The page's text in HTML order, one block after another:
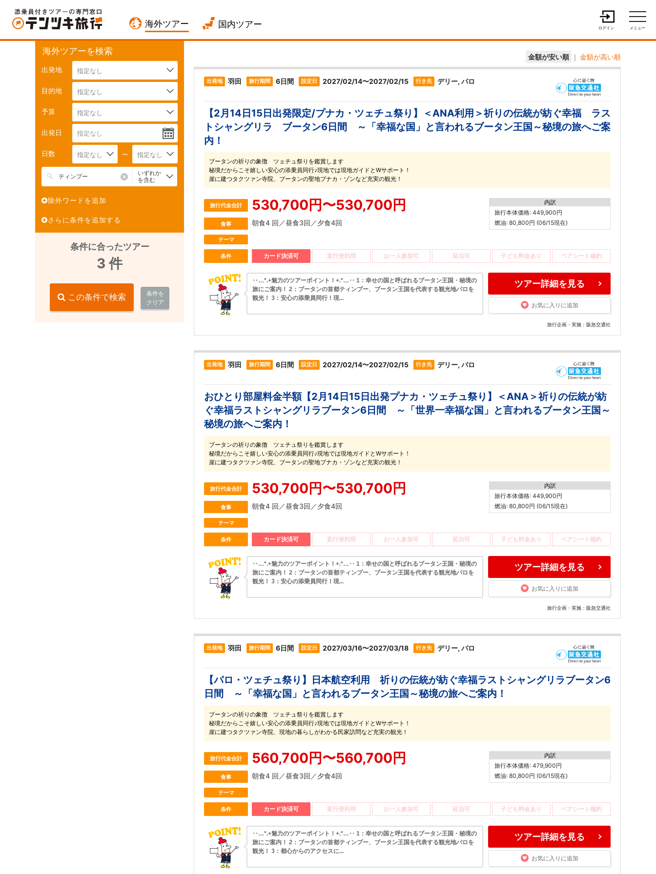
海外ツアー 国内ツアー ログイン メニュー
海外ツアーを検索
出発地 指定なし
目的地 指定なし
予算 指定なし
出発日
日数 指定なし 〜 指定なし
いずれか
を含む
除外ワードを追加
さらに条件を追加する
条件に合ったツアー
3 件
この条件で検索
条件を
クリア
金額が安い順 ｜ 金額が高い順
出発地 羽田 旅行期間 6日間 設定日 2027/02/14〜2027/02/15 行き先 デリー, パロ
【2月14日15日出発限定/プナカ・ツェチュ祭り】＜ANA利用＞祈りの伝統が紡ぐ幸福 ラス
トシャングリラ ブータン6日間 ～「幸福な国」と言われるブータン王国～秘境の旅へご案
内！
ブータンの祈りの象徴 ツェチュ祭りを鑑賞します
秘境だからこそ嬉しい安心の添乗員同行♪現地では現地ガイドとWサポート！
崖に建つタクツァン寺院、ブータンの聖地プナカ・ゾンなど充実の観光！
旅行代金合計 530,700円〜530,700円
食事 朝食4 回／昼食3回／夕食4回
内訳
旅行本体価格: 449,900円
燃油: 80,800円 (06/15現在)
テーマ
条件 カード決済可 直行便利用 お一人参加可 延泊可 子ども料金あり ペアシート確約
‥…*.+魅力のツアーポイント！+.*…‥ 1：幸せの国と呼ばれるブータン王国・秘境の
旅にご案内！ 2：ブータンの首都ティンプー、ブータン王国を代表する観光地パロを
観光！ 3：安心の添乗員同行！現...
ツアー詳細を見る
お気に入りに追加
旅行企画・実施：阪急交通社
出発地 羽田 旅行期間 6日間 設定日 2027/02/14〜2027/02/15 行き先 デリー, パロ
おひとり部屋料金半額【2月14日15日出発プナカ・ツェチュ祭り】＜ANA＞祈りの伝統が紡
ぐ幸福ラストシャングリラブータン6日間 ～「世界一幸福な国」と言われるブータン王国～
秘境の旅へご案内！
ブータンの祈りの象徴 ツェチュ祭りを鑑賞します
秘境だからこそ嬉しい安心の添乗員同行♪現地では現地ガイドとWサポート！
崖に建つタクツァン寺院、ブータンの聖地プナカ・ゾンなど充実の観光！
旅行代金合計 530,700円〜530,700円
食事 朝食4 回／昼食3回／夕食4回
内訳
旅行本体価格: 449,900円
燃油: 80,800円 (06/15現在)
テーマ
条件 カード決済可 直行便利用 お一人参加可 延泊可 子ども料金あり ペアシート確約
‥…*.+魅力のツアーポイント！+.*…‥ 1：幸せの国と呼ばれるブータン王国・秘境の
旅にご案内！ 2：ブータンの首都ティンプー、ブータン王国を代表する観光地パロを
観光！ 3：安心の添乗員同行！現...
ツアー詳細を見る
お気に入りに追加
旅行企画・実施：阪急交通社
出発地 羽田 旅行期間 6日間 設定日 2027/03/16〜2027/03/18 行き先 デリー, パロ
【パロ・ツェチュ祭り】日本航空利用 祈りの伝統が紡ぐ幸福ラストシャングリラブータン6
日間 ～「幸福な国」と言われるブータン王国～秘境の旅へご案内！
ブータンの祈りの象徴 ツェチュ祭りを鑑賞します
秘境だからこそ嬉しい安心の添乗員同行♪現地では現地ガイドとWサポート！
崖に建つタクツァン寺院、現地の暮らしがわかる民家訪問など充実の観光！
旅行代金合計 560,700円〜560,700円
食事 朝食4 回／昼食3回／夕食4回
内訳
旅行本体価格: 479,900円
燃油: 80,800円 (06/15現在)
テーマ
条件 カード決済可 直行便利用 お一人参加可 延泊可 子ども料金あり ペアシート確約
‥…*.+魅力のツアーポイント！+.*…‥ 1：幸せの国と呼ばれるブータン王国・秘境の
旅にご案内！ 2：ブータンの首都ティンプー、ブータン王国を代表する観光地パロを
観光！ 3：都心からのアクセスに...
ツアー詳細を見る
お気に入りに追加